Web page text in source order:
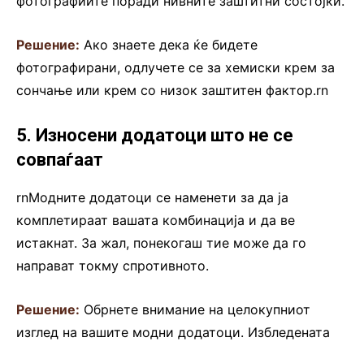
Решение: Ако знаете дека ќе бидете
фотографирани, одлучете се за хемиски крем за
сончање или крем со низок заштитен фактор.rn
5. Износени додатоци што не се
совпаѓаат
rnМодните додатоци се наменети за да ја
комплетираат вашата комбинација и да ве
истакнат. За жал, понекогаш тие може да го
направат токму спротивното.
Решение: Обрнете внимание на целокупниот
изглед на вашите модни додатоци. Избледената